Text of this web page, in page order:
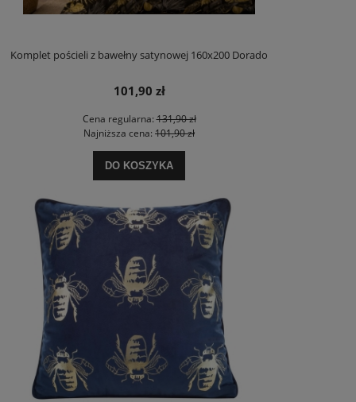
Komplet pościeli z bawełny satynowej 160x200 Dorado
101,90 zł
Cena regularna:131,90 zł
Najniższa cena: 101,90 zł
DO KOSZYKA